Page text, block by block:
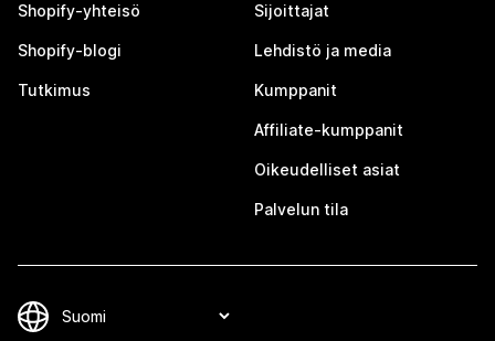
Shopify-yhteisö
Shopify-blogi
Tutkimus
Sijoittajat
Lehdistö ja media
Kumppanit
Affiliate-kumppanit
Oikeudelliset asiat
Palvelun tila